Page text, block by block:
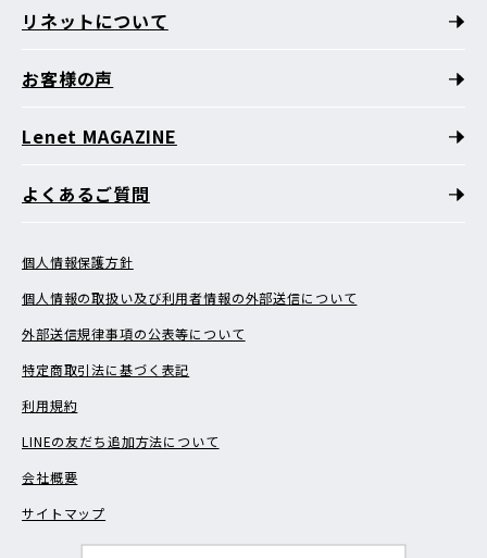
リネットについて
お客様の声
Lenet MAGAZINE
よくあるご質問
個人情報保護方針
個人情報の取扱い及び利用者情報の外部送信について
外部送信規律事項の公表等について
特定商取引法に基づく表記
利用規約
LINEの友だち追加方法について
会社概要
サイトマップ